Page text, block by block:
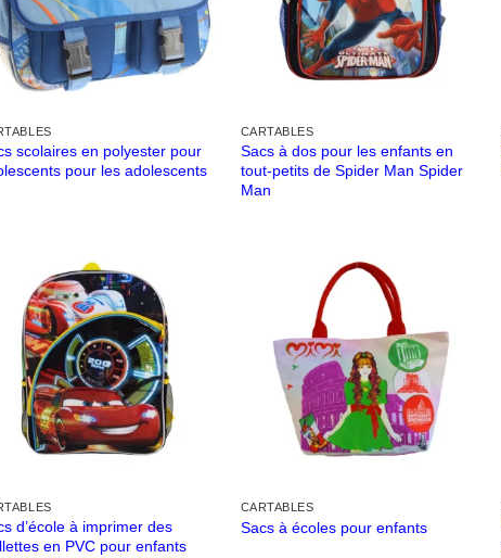
scolaires en polyester pour
pour les adolescents
CARTABLES
Sacs à dos pour les enfants en
tout-petits de Spider Man Spider
Man
d’école à imprimer des
en PVC pour enfants
CARTABLES
Sacs à écoles pour enfants